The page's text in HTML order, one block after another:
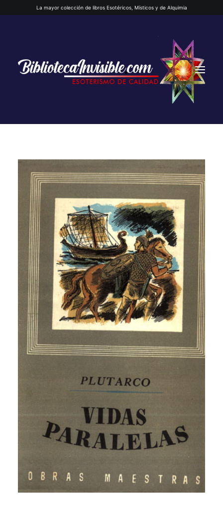
La mayor colección de libros Esotéricos, Místicos y de Alquimia
QUIENES SOMOS
CATEGORÍAS
AUTORES DESTACADOS
GLOSARIO
CONTACTO
LOGIN / REGISTER